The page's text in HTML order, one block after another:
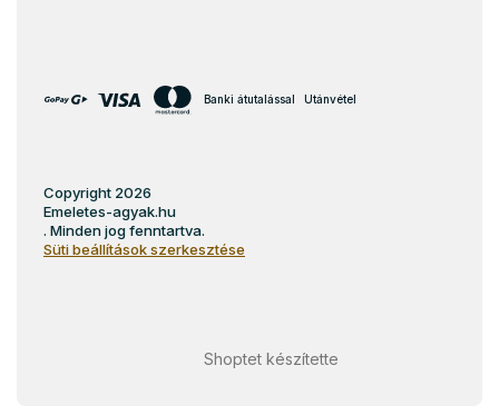
Banki átutalással Utánvétel
Shoptet készítette
Copyright 2026
Emeletes-agyak.hu
. Minden jog fenntartva.
Süti beállítások szerkesztése